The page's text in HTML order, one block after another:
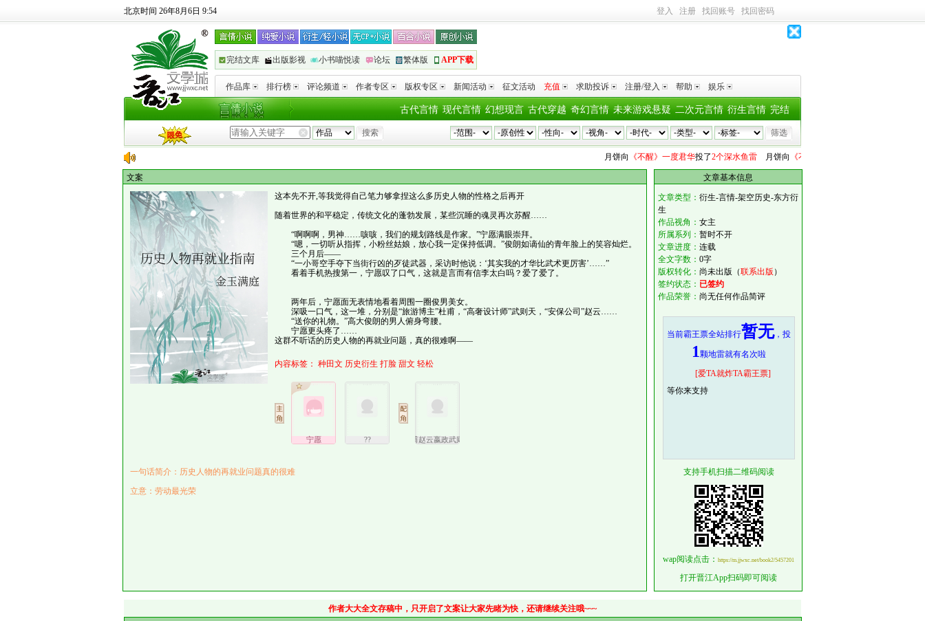
北京时间 26年8月6日 9:54 登入 注册 找回账号 找回密码
完结文库 出版影视 小书喵悦读 论坛 繁体版 APP下载
作品库 排行榜 评论频道 作者专区 版权专区 新闻活动 征文活动 充值 求助投诉 注册/登入 帮助 娱乐
完结
衍生言情
二次元言情
未来游戏悬疑
奇幻言情
古代穿越
幻想现言
现代言情
古代言情
月饼 向《不醒》一度君华投了2个深水鱼雷 月饼 向《不醒》一度君华
文案
这本先不开,等我觉得自己笔力够拿捏这么多历史人物的性格之后再开
随着世界的和平稳定，传统文化的蓬勃发展，某些沉睡的魂灵再次苏醒……
“啊啊啊，男神……咳咳，我们的规划路线是作家。”宁愿满眼崇拜。
“嗯，一切听从指挥，小粉丝姑娘，放心我一定保持低调。”俊朗如谪仙的青年脸上的笑容灿烂。
三个月后——
“一小哥空手夺下当街行凶的歹徒武器，采访时他说：‘其实我的才华比武术更厉害’……”
看着手机热搜第一，宁愿叹了口气，这就是言而有信李太白吗？爱了爱了。
两年后，宁愿面无表情地看着周围一圈俊男美女。
深吸一口气，这一堆，分别是“旅游博主”杜甫，“高奢设计师”武则天，“安保公司”赵云……
“送你的礼物。”高大俊朗的男人俯身弯腰。
宁愿更头疼了……
这群不听话的历史人物的再就业问题，真的很难啊——
内容标签： 种田文 历史衍生 打脸 甜文 轻松
宁愿 ?? 李白杜甫赵云嬴政武则天
一句话简介：历史人物的再就业问题真的很难
立意：劳动最光荣
文章基本信息
文章类型： 衍生-言情-架空历史-东方衍
生
作品视角： 女主
所属系列： 暂时不开
文章进度： 连载
全文字数： 0字
版权转化： 尚未出版（联系出版 ）
签约状态： 已签约
作品荣誉： 尚无任何作品简评
当前霸王票全站排行暂无，投
1颗地雷就有名次啦
[爱TA就炸TA霸王票]
等你来支持
支持手机扫描二维码阅读
wap阅读点击： https://m.jjwxc.net/book2/5457201
打开晋江App扫码即可阅读
作者大大全文存稿中，只开启了文案让大家先睹为快，还请继续关注哦~~~